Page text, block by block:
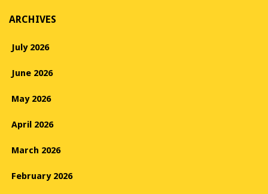
ARCHIVES
July 2026
June 2026
May 2026
April 2026
March 2026
February 2026